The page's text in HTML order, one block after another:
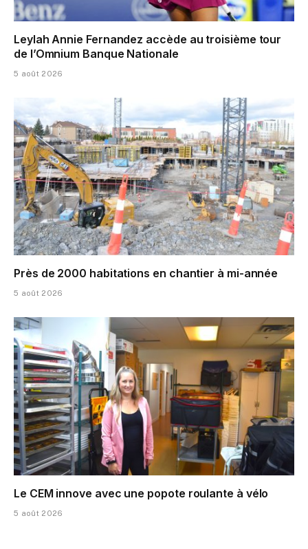
Leylah Annie Fernandez accède au troisième tour
de l’Omnium Banque Nationale
5 août 2026
Près de 2000 habitations en chantier à mi-année
5 août 2026
Le CEM innove avec une popote roulante à vélo
5 août 2026